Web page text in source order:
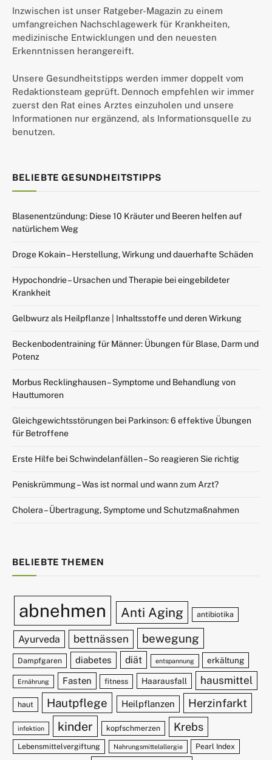
Inzwischen ist unser Ratgeber-Magazin zu einem
umfangreichen Nachschlagewerk für Krankheiten,
medizinische Entwicklungen und den neuesten
Erkenntnissen herangereift.
Unsere Gesundheitstipps werden immer doppelt vom
Redaktionsteam geprüft. Dennoch empfehlen wir immer
zuerst den Rat eines Arztes einzuholen und unsere
Informationen nur ergänzend, als Informationsquelle zu
benutzen.
BELIEBTE GESUNDHEITSTIPPS
Blasenentzündung: Diese 10 Kräuter und Beeren helfen auf
natürlichem Weg
Droge Kokain – Herstellung, Wirkung und dauerhafte Schäden
Hypochondrie – Ursachen und Therapie bei eingebildeter
Krankheit
Gelbwurz als Heilpflanze | Inhaltsstoffe und deren Wirkung
Beckenbodentraining für Männer: Übungen für Blase, Darm und
Potenz
Morbus Recklinghausen – Symptome und Behandlung von
Hauttumoren
Gleichgewichtsstörungen bei Parkinson: 6 effektive Übungen
für Betroffene
Erste Hilfe bei Schwindelanfällen – So reagieren Sie richtig
Peniskrümmung – Was ist normal und wann zum Arzt?
Cholera – Übertragung, Symptome und Schutzmaßnahmen
BELIEBTE THEMEN
abnehmen Anti Aging antibiotika
Ayurveda bettnässen bewegung
Dampfgaren diabetes diät entspannung erkältung
Ernährung Fasten fitness Haarausfall hausmittel
haut Hautpflege Heilpflanzen Herzinfarkt
infektion kinder kopfschmerzen Krebs
Lebensmittelvergiftung Nahrungsmittelallergie Pearl Index